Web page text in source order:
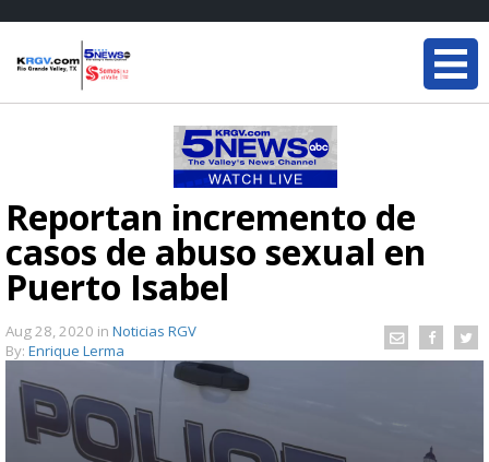
Reportan incremento de
casos de abuso sexual en
Puerto Isabel
Aug 28, 2020 in Noticias RGV
By: Enrique Lerma